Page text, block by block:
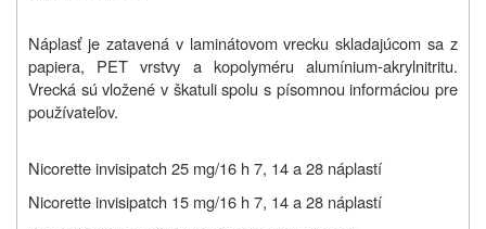
Náplasť je zatavená v laminátovom vrecku skladajúcom sa z
papiera, PET vrstvy a kopolyméru alumínium-akrylnitritu.
Vrecká sú vložené v škatuli spolu s písomnou informáciou pre
používateľov.
Nicorette invisipatch 25 mg/16 h 7, 14 a 28 náplastí
Nicorette invisipatch 15 mg/16 h 7, 14 a 28 náplastí